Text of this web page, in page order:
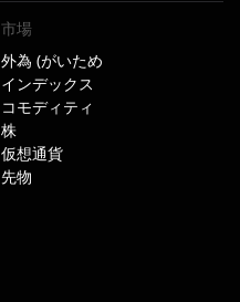
市場
外為 (がいため
インデックス
コモディティ
株
仮想通貨
先物